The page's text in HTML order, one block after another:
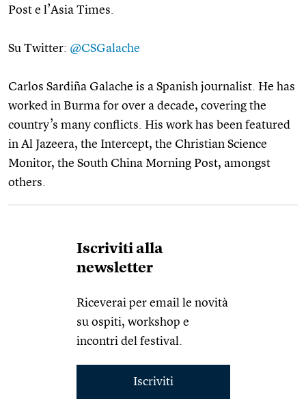
Post e l’Asia Times.
Su Twitter: @CSGalache
Carlos Sardiña Galache is a Spanish journalist. He has
worked in Burma for over a decade, covering the
country’s many conflicts. His work has been featured
in Al Jazeera, the Intercept, the Christian Science
Monitor, the South China Morning Post, amongst
others.
Iscriviti alla
newsletter
Riceverai per email le novità
su ospiti, workshop e
incontri del festival.
Iscriviti